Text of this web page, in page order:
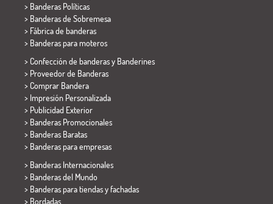
> Banderas Políticas
> Banderas de Sobremesa
> Fábrica de banderas
> Banderas para moteros
> Confección de banderas y Banderines
> Proveedor de Banderas
> Comprar Bandera
> Impresión Personalizada
> Publicidad Exterior
> Banderas Promocionales
> Banderas Baratas
> Banderas para empresas
> Banderas Internacionales
> Banderas del Mundo
> Banderas para tiendas y fachadas
> Bordadas